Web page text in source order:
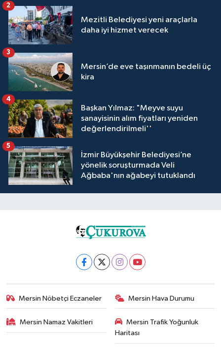
Mezitli Belediyesi yeni araçlarla
daha iyi hizmet verecek
2
Mersin’de eve taşınmanın bedeli üç
kira
3
Başkan Yılmaz: "Meyve suyu
sanayisinin alım fiyatları yeniden
değerlendirilmeli''
4
İzmir Büyükşehir Belediyesi’ne
yönelik soruşturmada Veli
Ağbaba'nın ağabeyi tutuklandı
5
Mersin Nöbetçi Eczaneler Mersin Hava Durumu
Mersin Namaz Vakitleri
Mersin Trafik Yoğunluk
Haritası